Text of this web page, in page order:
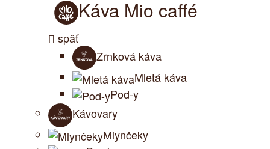
Káva Mio caffé
späť
Zrnková káva
Mletá káva
Pod-y
Kávovary
Mlynčeky